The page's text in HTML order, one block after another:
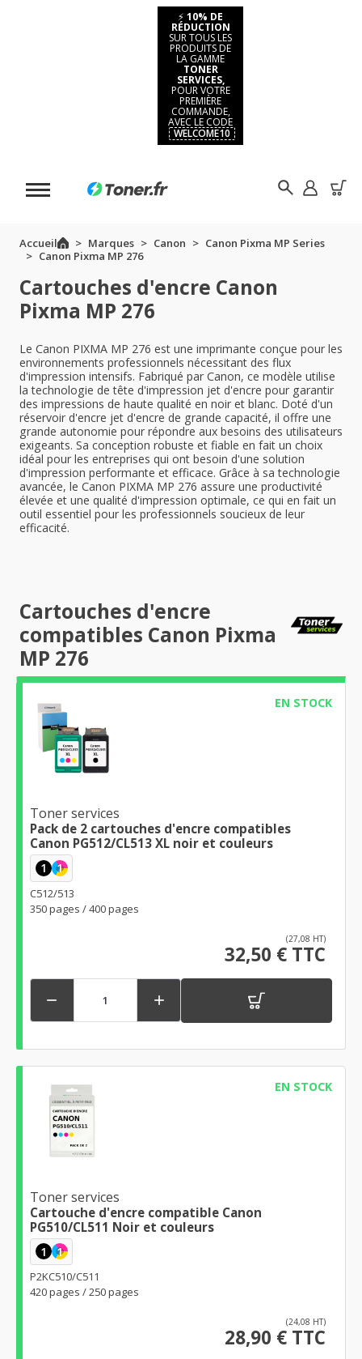
⚡ 10% DE
RÉDUCTION
SUR TOUS LES
PRODUITS DE
LA GAMME
TONER
SERVICES,
POUR VOTRE
PREMIÈRE
COMMANDE,
AVEC LE CODE
WELCOME10
Accueil Marques Canon
Canon Pixma MP Series
Canon Pixma MP 276
Cartouches d'encre Canon
Pixma MP 276
Le Canon PIXMA MP 276 est une imprimante conçue pour les
environnements professionnels nécessitant des flux
d'impression intensifs. Fabriqué par Canon, ce modèle utilise
la technologie de tête d'impression jet d'encre pour garantir
des impressions de haute qualité en noir et blanc. Doté d'un
réservoir d'encre jet d'encre de grande capacité, il offre une
grande autonomie pour répondre aux besoins des utilisateurs
exigeants. Sa conception robuste et fiable en fait un choix
idéal pour les entreprises qui ont besoin d'une solution
d'impression performante et efficace. Grâce à sa technologie
avancée, le Canon PIXMA MP 276 assure une productivité
élevée et une qualité d'impression optimale, ce qui en fait un
outil essentiel pour les professionnels soucieux de leur
efficacité.
Cartouches d'encre
compatibles Canon Pixma
MP 276
EN STOCK
Toner services
Pack de 2 cartouches d'encre compatibles
Canon PG512/CL513 XL noir et couleurs
1 1
C512/513
350 pages / 400 pages
(27,08 HT)
32,50 € TTC
 
EN STOCK
Toner services
Cartouche d'encre compatible Canon
PG510/CL511 Noir et couleurs
1 1
P2KC510/C511
420 pages / 250 pages
(24,08 HT)
28,90 € TTC